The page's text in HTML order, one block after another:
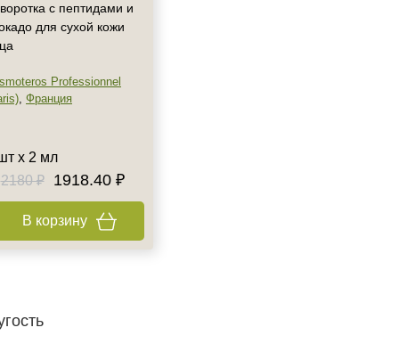
с пептидами и
для сухой кожи
Professionnel
, Франция
х 2 мл
2180 ₽
1918.40 ₽
В корзину